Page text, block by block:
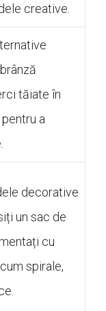
creative.
tăiate în
a
decorative
un sac de
cu
spirale,